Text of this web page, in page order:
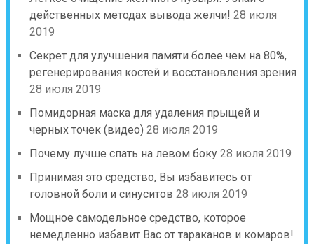
действенных методах вывода желчи! 28 июля
2019
Секрет для улучшения памяти более чем на 80%,
регенерирования костей и восстановления зрения
28 июля 2019
Помидорная маска для удаления прыщей и
черных точек (видео) 28 июля 2019
Почему лучше спать на левом боку 28 июля 2019
Принимая это средство, Вы избавитесь от
головной боли и синуситов 28 июля 2019
Мощное самодельное средство, которое
немедленно избавит Вас от тараканов и комаров!